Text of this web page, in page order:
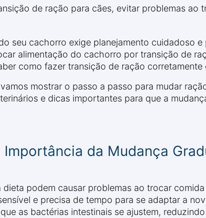
de ração para cães, evitar problemas
seu cachorro exige planejamento cuidadoso
alimentação do cachorro por transição de
como fazer transição de ração
mostrar o passo a passo para mudar
e dicas importantes para que a
Importância da Mudança
dieta podem causar problemas ao trocar
e precisa de tempo para se adaptar a
as bactérias intestinais se ajustem,